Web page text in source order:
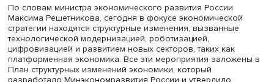
потребность в масштабировании работы по
квалификации уже работающих сотрудников.
Напомним, при прогноз кадровой потребности
рассчитывается в отраслевом, региональном и
квалификационном разрезах. При его расчете
плановые показатели индексов валовой добавленной